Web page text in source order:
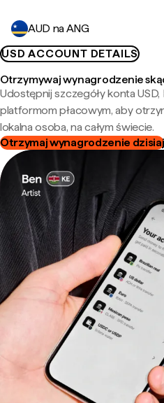
AUD na ANG
USD ACCOUNT DETAILS
Otrzymywaj wynagrodzenie
Udostępnij szczegóły konta USD,
platformom płacowym, aby
lokalna osoba, na całym świecie.
Otrzymaj wynagrodzenie dzisiaj